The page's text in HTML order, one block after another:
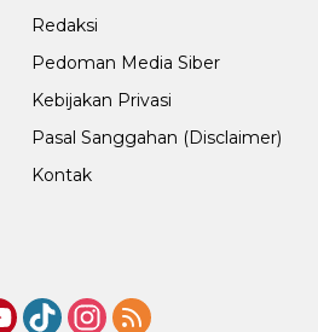
Redaksi
Pedoman Media Siber
Kebijakan Privasi
Pasal Sanggahan (Disclaimer)
Kontak